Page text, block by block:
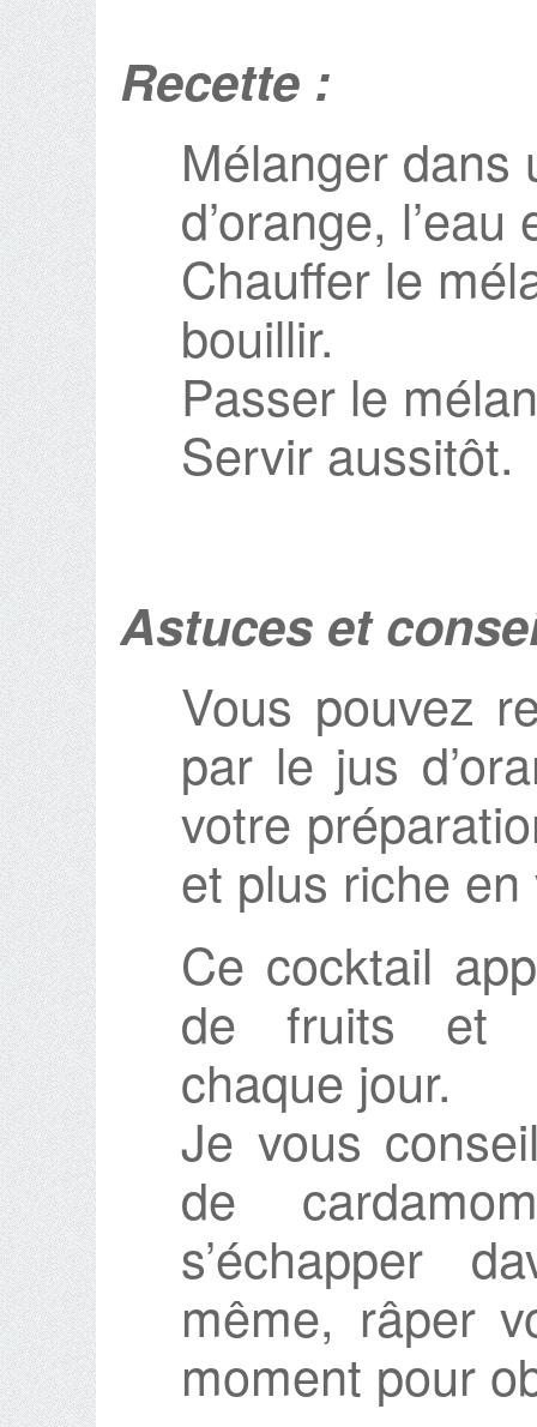
Recette :
Mélanger dans
d’orange,
Chauffer le
bouillir.
Passer le
Servir aussitôt.
Astuces et
Vous pouvez
par le jus
votre
et plus riche
Ce cocktail
de fruits et
chaque jour.
Je vous
de
s’échapper
même, râper
moment pour